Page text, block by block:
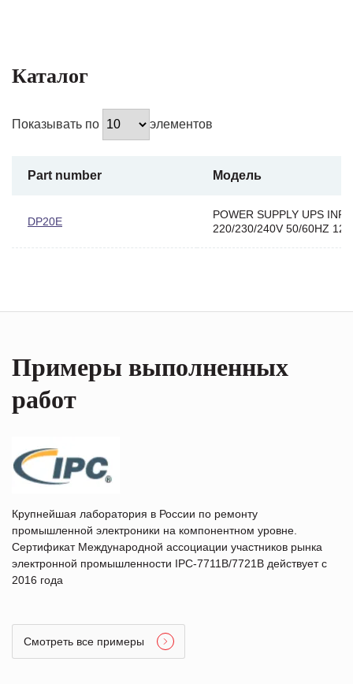
Каталог
Показывать по элементов
Part number Модель
DP20E
POWER SUPPLY UPS
220/230/240V 50/60HZ 12A
Примеры выполненных
работ
Крупнейшая лаборатория в России по ремонту
промышленной электроники на компонентном уровне.
Сертификат Международной ассоциации участников рынка
электронной промышленности IPC-7711B/7721B действует с
2016 года
Смотреть все примеры